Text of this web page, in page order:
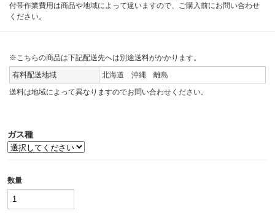
付帯作業費用は商品や地域によって違いますので、ご購入前にお問い合わせ
ください。
※こちらの商品は下記配送先へは別途送料がかかります。
有料配送地域
北海道 沖縄 離島
送料は地域によって異なりますのでお問い合わせください。
ガス種
数量